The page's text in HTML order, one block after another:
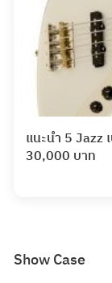
แนะนำ 5 Jazz
30,000 บาท
Show Case